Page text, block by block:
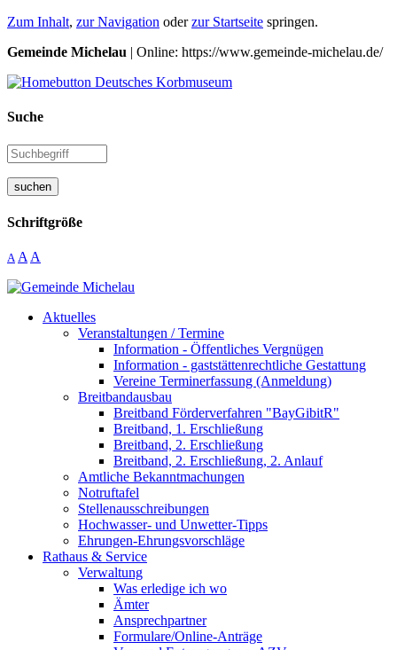
Zum Inhalt, zur Navigation oderzur Startseite springen.
Gemeinde Michelau | Online: https://www.gemeinde-michelau.de/
Suche
suchen
Schriftgröße
A A A
Aktuelles
Veranstaltungen / Termine
Information - Öffentliches Vergnügen
Information - gaststättenrechtliche Gestattung
Vereine Terminerfassung (Anmeldung)
Breitbandausbau
Breitband Förderverfahren "BayGibitR"
Breitband, 1. Erschließung
Breitband, 2. Erschließung
Breitband, 2. Erschließung, 2. Anlauf
Amtliche Bekanntmachungen
Notruftafel
Stellenausschreibungen
Hochwasser- und Unwetter-Tipps
Ehrungen-Ehrungsvorschläge
Rathaus & Service
Verwaltung
Was erledige ich wo
Ämter
Ansprechpartner
Formulare/Online-Anträge